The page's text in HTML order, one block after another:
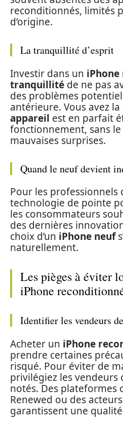
reconditionnés, limités
d’origine.
La tranquillité d’esprit
Investir dans un iPhone
tranquillité de ne pas
des problèmes
antérieure. Vous avez
appareil est en parfait
fonctionnement, sans
mauvaises surprises.
Quand le neuf devient
Pour les professionnels
technologie de pointe
les consommateurs
des dernières
choix d’un iPhone neuf
naturellement.
Les pièges à éviter
iPhone
Identifier les vendeurs
Acheter un iPhone
prendre certaines
risqué. Pour éviter de
privilégiez les vendeurs
notés. Des plateformes
Renewed ou des
garantissent une